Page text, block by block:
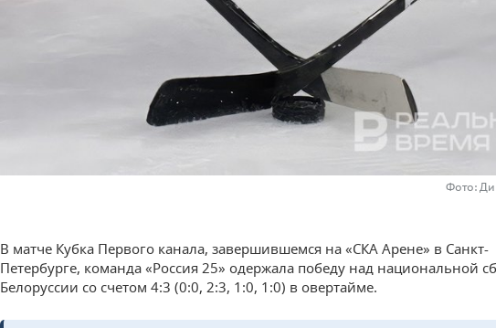
Фото:
В матче Кубка Первого канала, завершившемся на «СКА Арене» в Санкт-
Петербурге, команда «Россия 25» одержала победу над национальной
Белоруссии со счетом 4:3 (0:0, 2:3, 1:0, 1:0) в овертайме.